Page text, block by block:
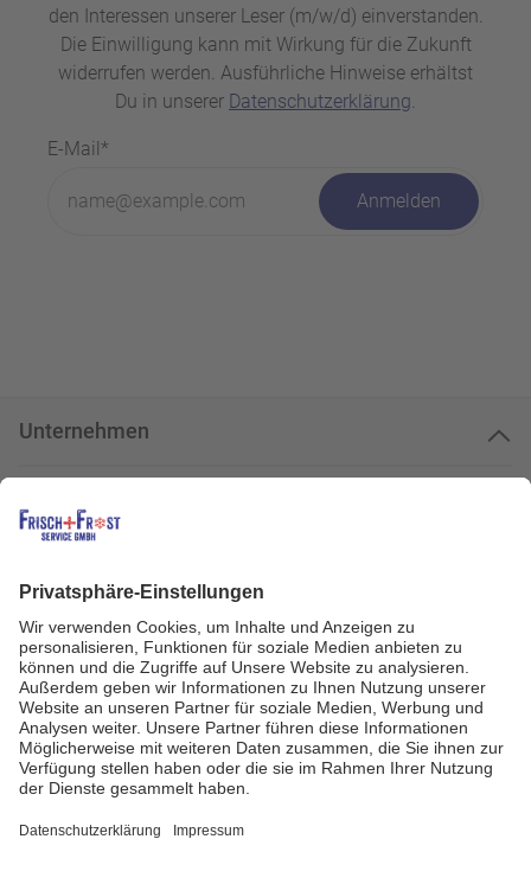
den Interessen unserer Leser (m/w/d) einverstanden.
Die Einwilligung kann mit Wirkung für die Zukunft
widerrufen werden. Ausführliche Hinweise erhältst
Du in unserer Datenschutzerklärung.
E-Mail*
Anmelden
Unternehmen
Zahlungsarten
Geprüfte Qualität